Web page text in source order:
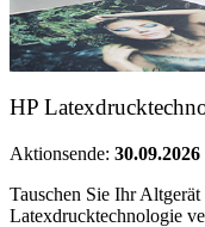
HP
Aktionsende: 30.09.2026
Tauschen Sie Ihr
Latexdrucktechnologie